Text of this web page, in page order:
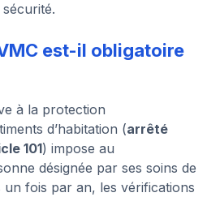
est-il obligatoire
à la protection
d’habitation (arrêté
101) impose au
désignée par ses soins de
fois par an, les vérifications